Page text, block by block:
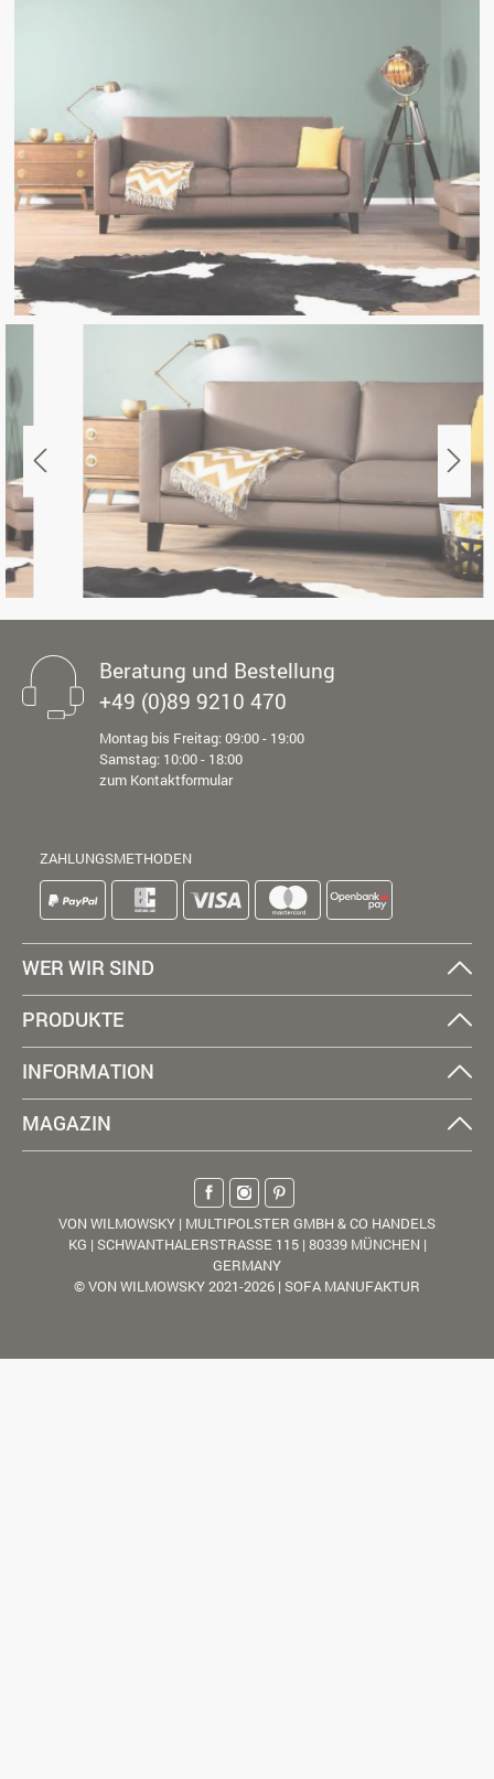
Beratung und Bestellung
+49 (0)89 9210 470
Montag bis Freitag: 09:00 - 19:00
Samstag: 10:00 - 18:00
zum Kontaktformular
ZAHLUNGSMETHODEN
WER WIR SIND
PRODUKTE
INFORMATION
MAGAZIN
VON WILMOWSKY | MULTIPOLSTER GMBH & CO HANDELS
KG | SCHWANTHALERSTRASSE 115 | 80339 MÜNCHEN |
GERMANY
© VON WILMOWSKY 2021-2026 | SOFA MANUFAKTUR